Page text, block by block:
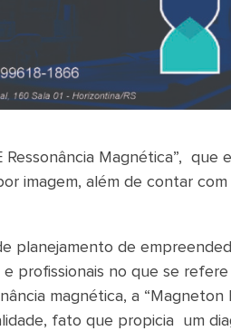
Magnética”, que
imagem, além de contar
planejamento de
profissionais no que se
magnética, a
fato que propicia um